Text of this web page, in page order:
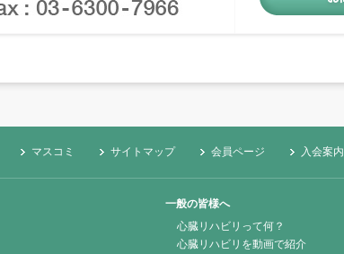
マスコミ サイトマップ 会員ページ 入会案内
一般の皆様へ
心臓リハビリって何？
心臓リハビリを動画で紹介